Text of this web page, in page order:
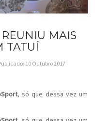
MAIS
TATUÍ
10 Outubro 2017
, só que dessa vez um